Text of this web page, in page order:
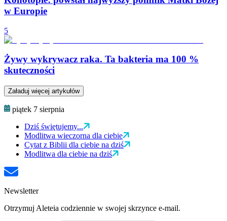
w Europie
5
Żywy wykrywacz raka. Ta bakteria ma 100 %
skuteczności
Załaduj więcej artykułów
piątek 7 sierpnia
Dziś świętujemy...
Modlitwa wieczorna dla ciebie
Cytat z Biblii dla ciebie na dziś
Modlitwa dla ciebie na dziś
Newsletter
Otrzymuj Aleteia codziennie w swojej skrzynce e-mail.